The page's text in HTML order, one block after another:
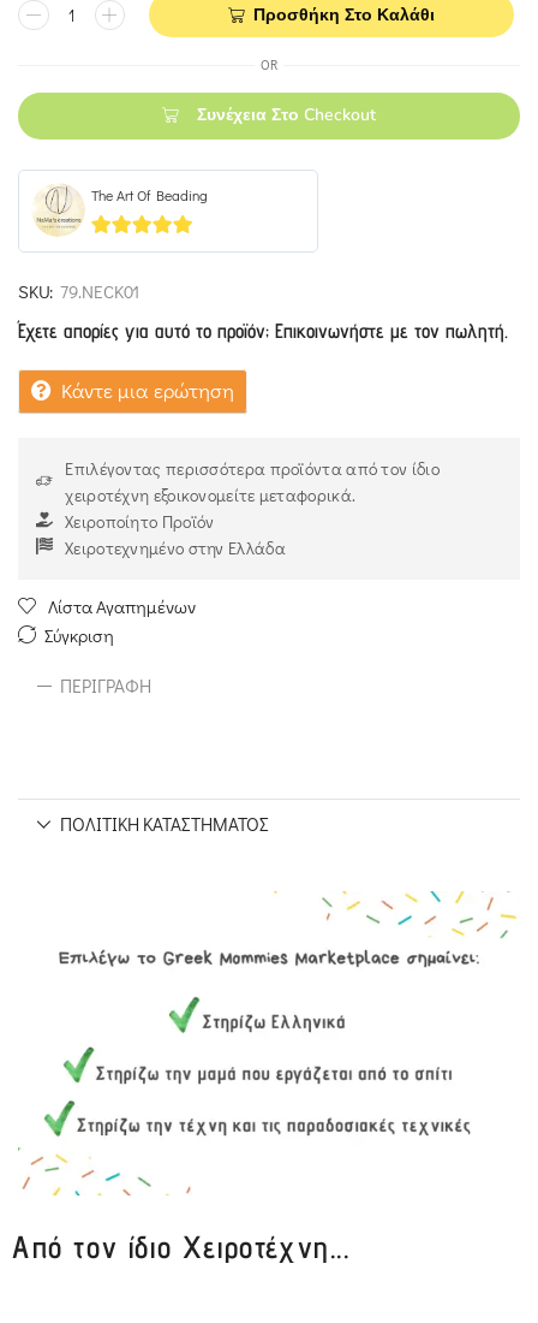
Προσθήκη Στο Καλάθι
OR
Συνέχεια Στο Checkout
The Art Of Beading
4.93out of 5
SKU: 79.NECK01
Έχετε απορίες για αυτό το προϊόν; Επικοινωνήστε με τον πωλητή.
Κάντε μια ερώτηση
Επιλέγοντας περισσότερα προϊόντα από τον ίδιο
χειροτέχνη εξοικονομείτε μεταφορικά.
Χειροποίητο Προϊόν
Χειροτεχνημένο στην Ελλάδα
Λίστα Αγαπημένων
Σύγκριση
ΠΕΡΙΓΡΑΦΉ
ΠΟΛΙΤΙΚΉ ΚΑΤΑΣΤΉΜΑΤΟΣ
Από τον ίδιο Χειροτέχνη...